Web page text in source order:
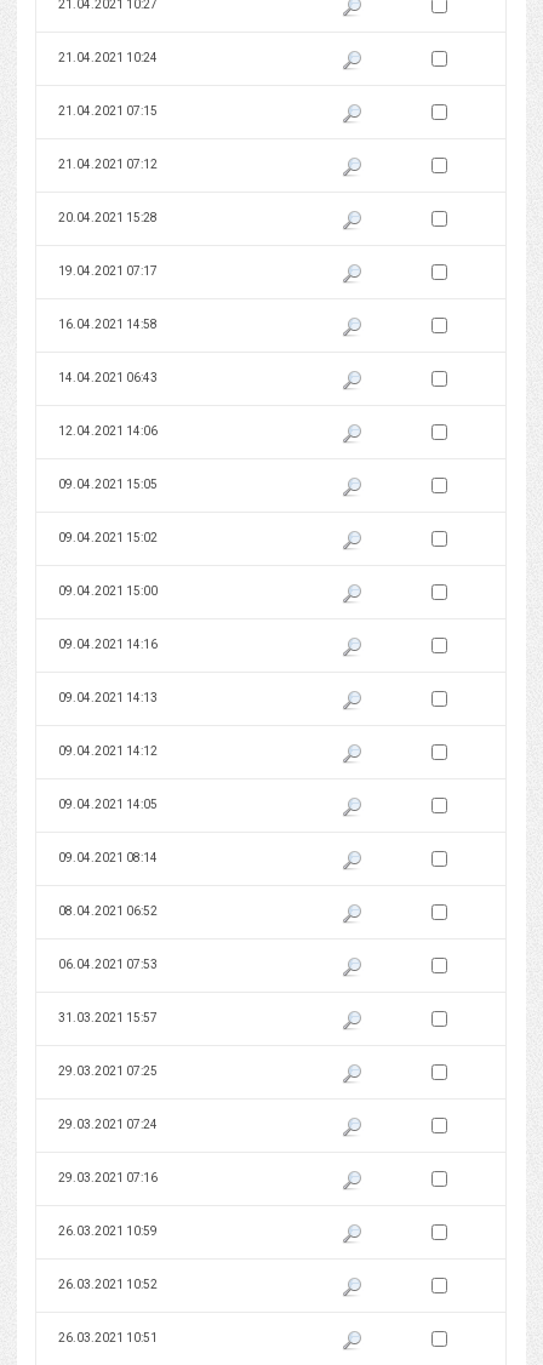
21.04.2021 10:27 Pokaż podgląd wersji z dnia
Zaznacz wersję do
21.04.2021 10:24 Pokaż podgląd wersji z dnia
Zaznacz wersję do
21.04.2021 07:15 Pokaż podgląd wersji z dnia
Zaznacz wersję do
21.04.2021 07:12 Pokaż podgląd wersji z dnia
Zaznacz wersję do
20.04.2021 15:28 Pokaż podgląd wersji z dnia
Zaznacz wersję do
19.04.2021 07:17 Pokaż podgląd wersji z dnia
Zaznacz wersję do
16.04.2021 14:58 Pokaż podgląd wersji z dnia
Zaznacz wersję do
14.04.2021 06:43 Pokaż podgląd wersji z dnia
Zaznacz wersję do
12.04.2021 14:06 Pokaż podgląd wersji z dnia
Zaznacz wersję do
09.04.2021 15:05 Pokaż podgląd wersji z dnia
Zaznacz wersję do
09.04.2021 15:02 Pokaż podgląd wersji z dnia
Zaznacz wersję do
09.04.2021 15:00 Pokaż podgląd wersji z dnia
Zaznacz wersję do
09.04.2021 14:16 Pokaż podgląd wersji z dnia
Zaznacz wersję do
09.04.2021 14:13 Pokaż podgląd wersji z dnia
Zaznacz wersję do
09.04.2021 14:12 Pokaż podgląd wersji z dnia
Zaznacz wersję do
09.04.2021 14:05 Pokaż podgląd wersji z dnia
Zaznacz wersję do
09.04.2021 08:14 Pokaż podgląd wersji z dnia
Zaznacz wersję do
08.04.2021 06:52 Pokaż podgląd wersji z dnia
Zaznacz wersję do
06.04.2021 07:53 Pokaż podgląd wersji z dnia
Zaznacz wersję do
31.03.2021 15:57 Pokaż podgląd wersji z dnia
Zaznacz wersję do
29.03.2021 07:25 Pokaż podgląd wersji z dnia
Zaznacz wersję do
29.03.2021 07:24 Pokaż podgląd wersji z dnia
Zaznacz wersję do
29.03.2021 07:16 Pokaż podgląd wersji z dnia
Zaznacz wersję do
26.03.2021 10:59 Pokaż podgląd wersji z dnia
Zaznacz wersję do
26.03.2021 10:52 Pokaż podgląd wersji z dnia
Zaznacz wersję do
26.03.2021 10:51 Pokaż podgląd wersji z dnia
Zaznacz wersję do